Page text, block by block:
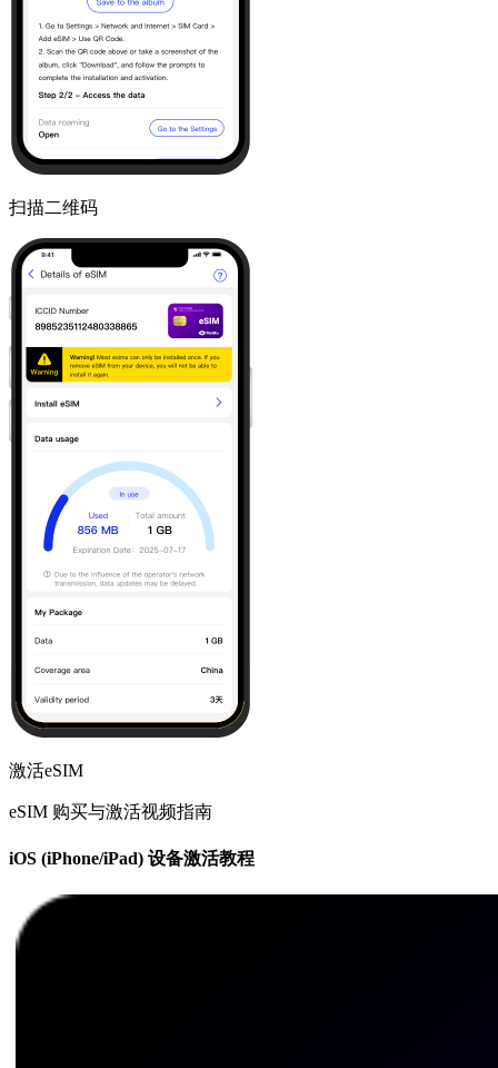
扫描二维码
激活eSIM
eSIM 购买与激活视频指南
iOS (iPhone/iPad) 设备激活教程